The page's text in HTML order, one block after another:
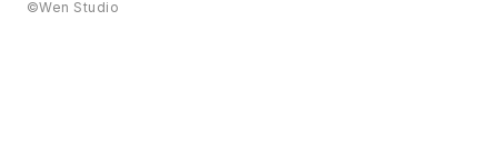
©Wen Studio